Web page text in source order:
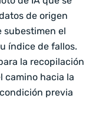
de origen
subestimen el
índice de fallos.
la recopilación
camino hacia la
previa